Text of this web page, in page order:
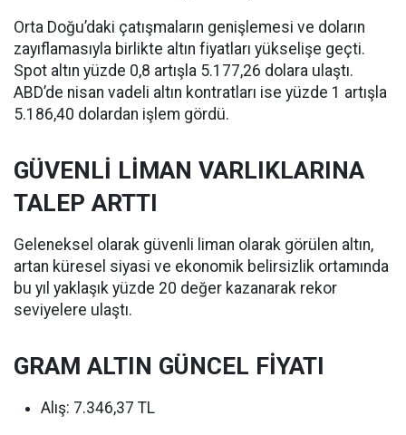
Orta Doğu’daki çatışmaların genişlemesi ve doların
zayıflamasıyla birlikte altın fiyatları yükselişe geçti.
Spot altın yüzde 0,8 artışla 5.177,26 dolara ulaştı.
ABD’de nisan vadeli altın kontratları ise yüzde 1 artışla
5.186,40 dolardan işlem gördü.
GÜVENLİ LİMAN VARLIKLARINA
TALEP ARTTI
Geleneksel olarak güvenli liman olarak görülen altın,
artan küresel siyasi ve ekonomik belirsizlik ortamında
bu yıl yaklaşık yüzde 20 değer kazanarak rekor
seviyelere ulaştı.
GRAM ALTIN GÜNCEL FİYATI
Alış: 7.346,37 TL